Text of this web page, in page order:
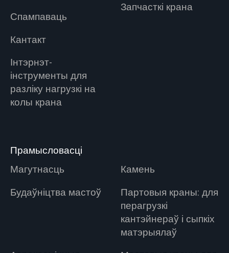
Спампаваць
Кантакт
Інтэрнэт-
інструменты для
разліку нагрузкі на
колы крана
Запчасткі крана
Прамысловасці
Магутнасць
Камень
Будаўніцтва мастоў
Партовыя краны: для
перагрузкі
кантэйнераў і сыпкіх
матэрыялаў